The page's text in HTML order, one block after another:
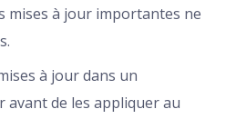
mises à jour importantes ne
à jour dans un
de les appliquer au